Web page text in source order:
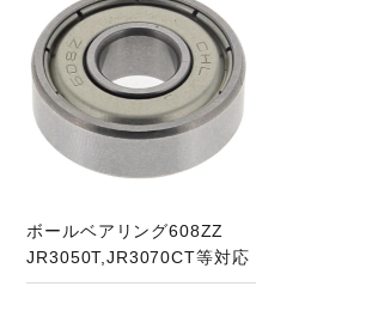
ボールベアリング608ZZ
JR3050T,JR3070CT等対応